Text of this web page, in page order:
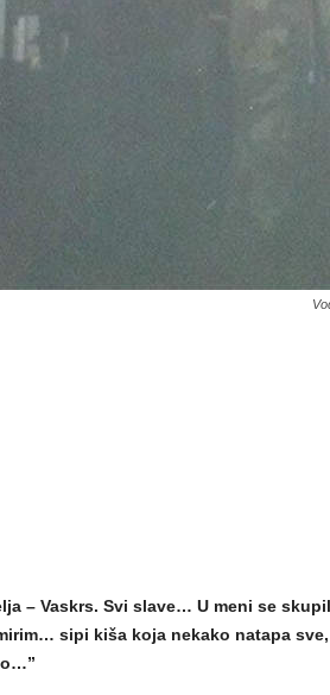
– Vaskrs. Svi slave… U meni se
sipi kiša koja nekako natapa